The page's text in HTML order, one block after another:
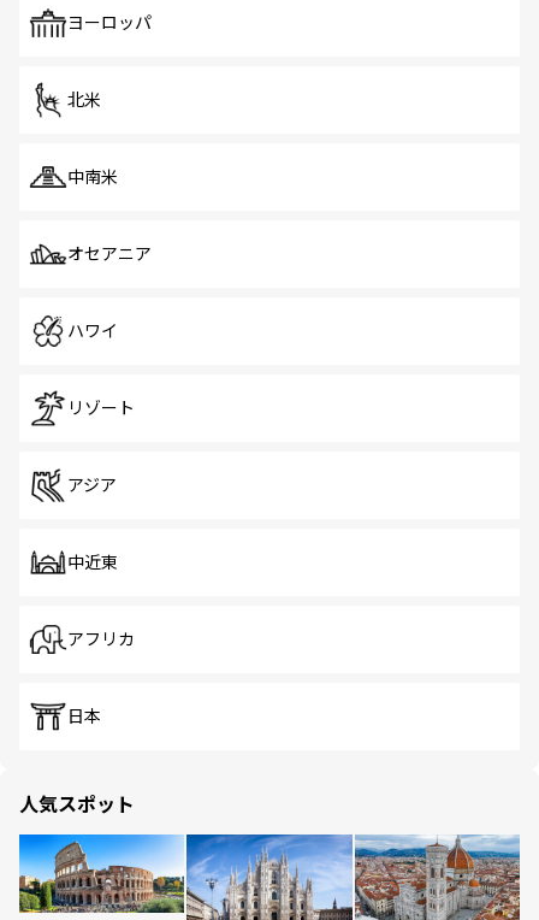
で、ホーカーズは地元の風情を楽しめる外せないスポット
ヨーロッパ
北米
中南米
オセアニア
ハワイ
リゾート
アジア
中近東
アフリカ
日本
人気スポット